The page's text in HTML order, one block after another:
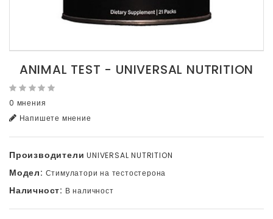
ANIMAL TEST - UNIVERSAL NUTRITION
0 мнения
Напишете мнение
Производители UNIVERSAL NUTRITION
Модел: Стимулатори на тестостерона
Наличност: В наличност